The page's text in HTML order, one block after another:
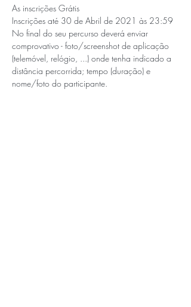
As inscrições Grátis
Inscrições até 30 de Abril de 2021 às 23:59
No final do seu percurso deverá enviar
comprovativo - foto/screenshot de aplicação
(telemóvel, relógio, ...) onde tenha indicado a
distância percorrida; tempo (duração) e
nome/foto do participante.